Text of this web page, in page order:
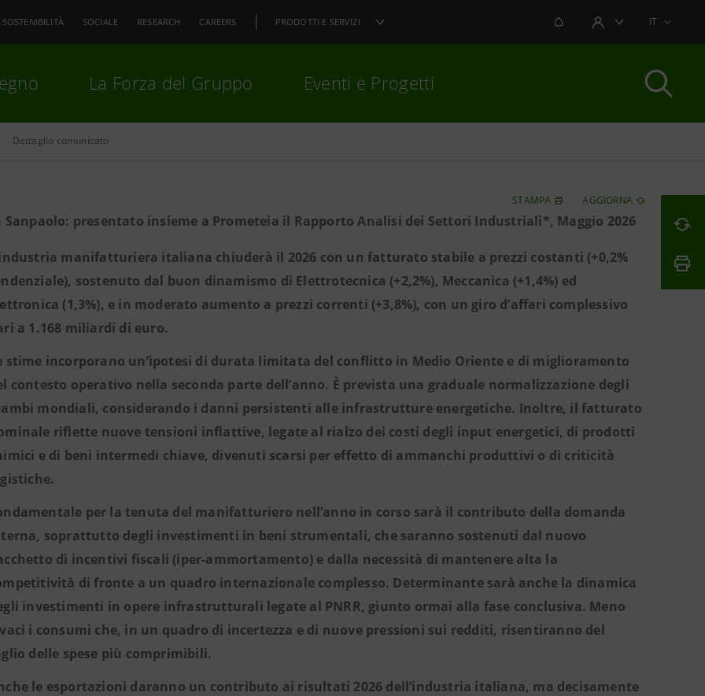
SOSTENIBILITÀ SOCIALE RESEARCH CAREERS PRODOTTI E SERVIZI NOTIFICHEAREA UTENTEIT
La Forza del Gruppo Eventi e Progetti
Dettaglio comunicato
STAMPA AGGIORNA
presentato insieme a Prometeia il Rapporto Analisi dei Settori Industriali*, Maggio 2026
manifatturiera italiana chiuderà il 2026 con un fatturato stabile a prezzi costanti (+0,2%
sostenuto dal buon dinamismo di Elettrotecnica (+2,2%), Meccanica (+1,4%) ed
(1,3%), e in moderato aumento a prezzi correnti (+3,8%), con un giro d’affari complessivo
a 1.168 miliardi di euro.
stime incorporano un’ipotesi di durata limitata del conflitto in Medio Oriente e di miglioramento
contesto operativo nella seconda parte dell’anno. È prevista una graduale normalizzazione degli
mondiali, considerando i danni persistenti alle infrastrutture energetiche. Inoltre, il fatturato
riflette nuove tensioni inflattive, legate al rialzo dei costi degli input energetici, di prodotti
e di beni intermedi chiave, divenuti scarsi per effetto di ammanchi produttivi o di criticità
per la tenuta del manifatturiero nell’anno in corso sarà il contributo della domanda
soprattutto degli investimenti in beni strumentali, che saranno sostenuti dal nuovo
di incentivi fiscali (iper-ammortamento) e dalla necessità di mantenere alta la
di fronte a un quadro internazionale complesso. Determinante sarà anche la dinamica
investimenti in opere infrastrutturali legate al PNRR, giunto ormai alla fase conclusiva. Meno
i consumi che, in un quadro di incertezza e di nuove pressioni sui redditi, risentiranno del
delle spese più comprimibili.
le esportazioni daranno un contributo ai risultati 2026 dell’industria italiana, ma decisamente